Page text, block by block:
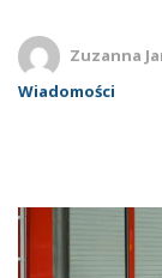
Zuzanna
Wiadomości